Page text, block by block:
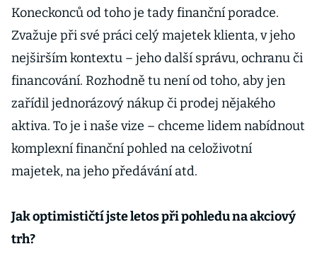
Koneckonců od toho je tady finanční poradce.
Zvažuje při své práci celý majetek klienta, v jeho
nejširším kontextu – jeho další správu, ochranu či
financování. Rozhodně tu není od toho, aby jen
zařídil jednorázový nákup či prodej nějakého
aktiva. To je i naše vize – chceme lidem nabídnout
komplexní finanční pohled na celoživotní
majetek, na jeho předávání atd.
Jak optimističtí jste letos při pohledu na akciový
trh?